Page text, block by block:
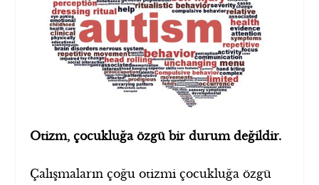
Otizm, çocukluğa özgü bir durum değildir.
Çalışmaların çoğu otizmi çocukluğa özgü